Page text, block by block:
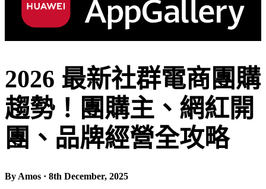
2026 最新社群電商團購
趨勢！團購主、網紅開
團、品牌經營全攻略
By Amos · 8th December, 2025